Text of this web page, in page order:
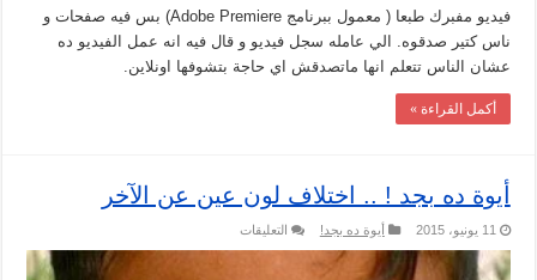
فيديو مفبرك طبعا ( معمول ببرنامج Adobe Premiere) بس فيه صفحات و
ناس كتير صدقوه. الي عامله سجل فيديو و قال فيه انه عمل الفيديو ده
عشان الناس تتعلم انها ماتصدقش اي حاجة بتشوفها اونلاين.
أكمل القراءة »
أيوة ده بجد ! .. اختلاف لون عين عن الآخر
11 يونيو، 2015 أيوة ده بجد! التعليقات